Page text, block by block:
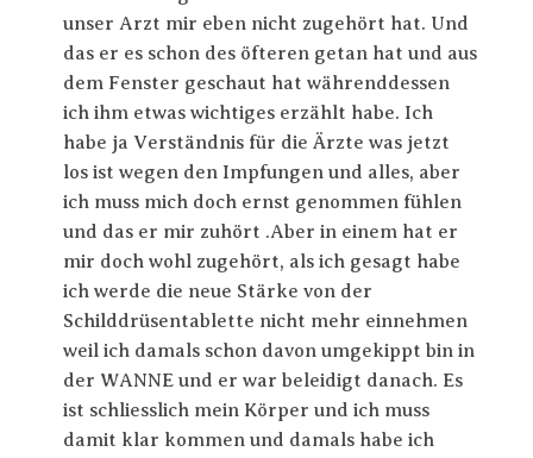
unser Arzt mir eben nicht zugehört hat. Und
das er es schon des öfteren getan hat und aus
dem Fenster geschaut hat währenddessen
ich ihm etwas wichtiges erzählt habe. Ich
habe ja Verständnis für die Ärzte was jetzt
los ist wegen den Impfungen und alles, aber
ich muss mich doch ernst genommen fühlen
und das er mir zuhört .Aber in einem hat er
mir doch wohl zugehört, als ich gesagt habe
ich werde die neue Stärke von der
Schilddrüsentablette nicht mehr einnehmen
weil ich damals schon davon umgekippt bin in
der WANNE und er war beleidigt danach. Es
ist schliesslich mein Körper und ich muss
damit klar kommen und damals habe ich